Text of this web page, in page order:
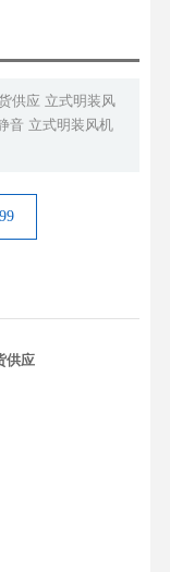
供应 立式明装风
音 立式明装风机
供应